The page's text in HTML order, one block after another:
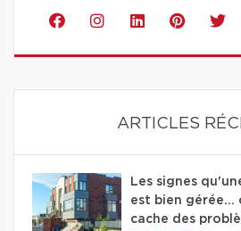
ARTICLES
Les signes
est bien gérée…
cache des